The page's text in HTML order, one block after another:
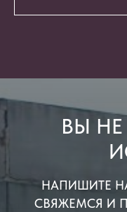
ВЫ
НАПИШИТЕ
СВЯЖЕМСЯ И